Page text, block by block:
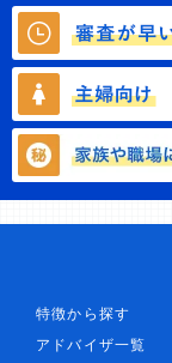
特徴から探す
アドバイザ一覧